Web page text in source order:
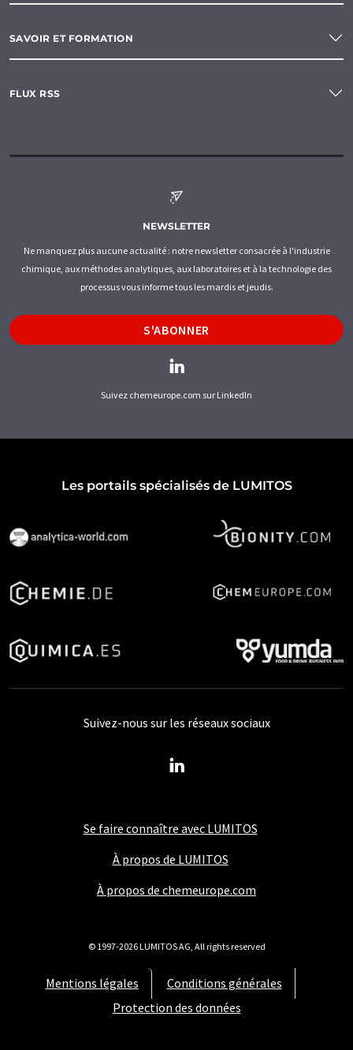
SAVOIR ET FORMATION
FLUX RSS
NEWSLETTER
Ne manquez plus aucune actualité : notre newsletter consacrée à l'industrie
chimique, aux méthodes analytiques, aux laboratoires et à la technologie des
processus vous informe tous les mardis et jeudis.
S'ABONNER
Suivez chemeurope.com sur LinkedIn
Les portails spécialisés de LUMITOS
Se faire connaître avec LUMITOS
À propos de LUMITOS
À propos de chemeurope.com
Mentions légales
Conditions générales
Protection des données
Suivez-nous sur les réseaux sociaux
© 1997-2026 LUMITOS AG, All rights reserved